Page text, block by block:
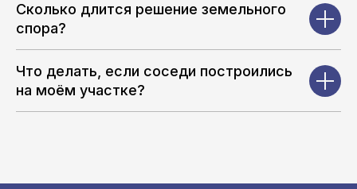
Сколько длится решение земельного
спора?
Что делать, если соседи построились
на моём участке?